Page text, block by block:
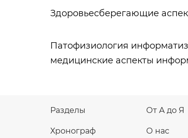
Здоровьесберегающие
Патофизиология
медицинские аспекты
Разделы
Хронограф
От А до Я
О нас